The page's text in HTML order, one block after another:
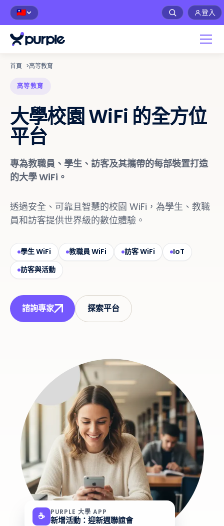
🇹🇼 登入
首頁 >高等教育
高等教育
大學校園 WiFi 的全方位
平台
專為教職員、學生、訪客及其攜帶的每部裝置打造
的大學 WiFi。
透過安全、可靠且智慧的校園 WiFi，為學生、教職
員和訪客提供世界級的數位體驗。
學生 WiFi 教職員 WiFi 訪客 WiFi
IoT
訪客與活動
諮詢專家 探索平台
☕ PURPLE 大學 APP
新增活動：迎新週聯誼會